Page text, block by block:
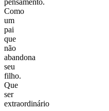
pensamento.
Como
um
pai
que
não
abandona
seu
filho.
Que
ser
extraordinário